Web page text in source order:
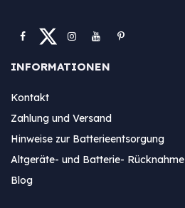
INFORMATIONEN
Kontakt
Zahlung und Versand
Hinweise zur Batterieentsorgung
Altgeräte- und Batterie- Rücknahme
Blog